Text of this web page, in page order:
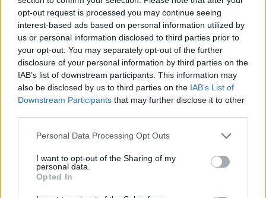
opt-out request is processed you may continue seeing
interest-based ads based on personal information utilized by
us or personal information disclosed to third parties prior to
your opt-out. You may separately opt-out of the further
disclosure of your personal information by third parties on the
IAB’s list of downstream participants. This information may
also be disclosed by us to third parties on the IAB’s List of
Downstream Participants that may further disclose it to other
Personal Data Processing Opt Outs
I want to opt-out of the Sharing of my
personal data.
Opted In
Il Latte Dolce prende Dumani dalla Torres,
Mascia, Sorgente, Lopes, Limberti e Cherchi
gli altri acquisti
DPCM 3 dicembre, per il calcio dilettantistico
stop prolungato fino al 15 gennaio 2021
3 Dic 2020
Il Monastir riparte dai pilastri Masia, Pinna e
7 Ago 2026
L'Ilva si completa con Markic, Contucci,